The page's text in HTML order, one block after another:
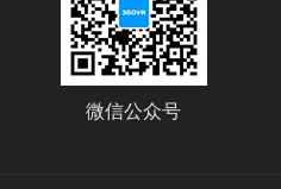
微信公众号